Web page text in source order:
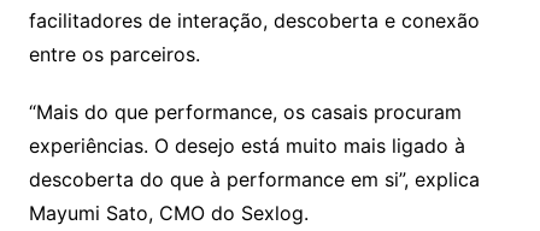
facilitadores de interação, descoberta e conexão
entre os parceiros.
“Mais do que performance, os casais procuram
experiências. O desejo está muito mais ligado à
descoberta do que à performance em si”, explica
Mayumi Sato, CMO do Sexlog.